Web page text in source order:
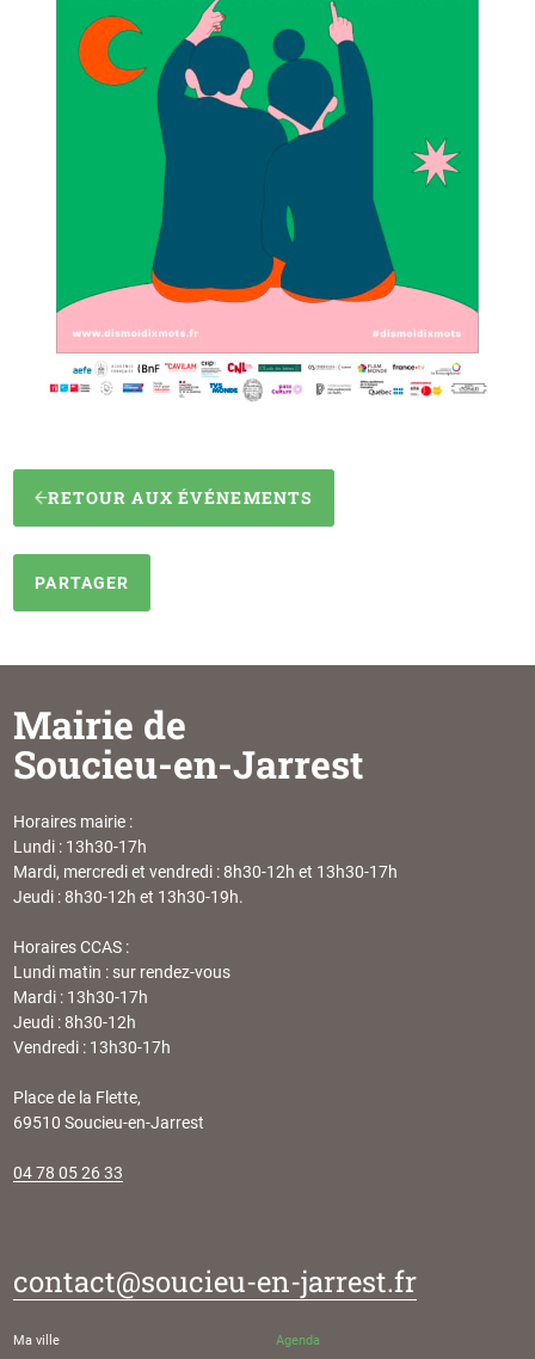
RETOUR AUX ÉVÉNEMENTS
PARTAGER
Mairie de
Soucieu-en-Jarrest
Horaires mairie :
Lundi : 13h30-17h
Mardi, mercredi et vendredi : 8h30-12h et 13h30-17h
Jeudi : 8h30-12h et 13h30-19h.
Horaires CCAS :
Lundi matin : sur rendez-vous
Mardi : 13h30-17h
Jeudi : 8h30-12h
Vendredi : 13h30-17h
Place de la Flette,
69510 Soucieu-en-Jarrest
04 78 05 26 33
contact@soucieu-en-jarrest.fr
Ma ville Agenda